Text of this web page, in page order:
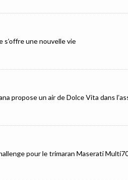
s’offre une nouvelle vie
propose un air de Dolce Vita dans
pour le trimaran Maserati